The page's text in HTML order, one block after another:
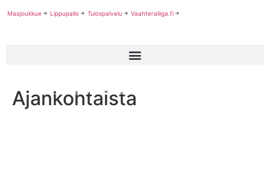
Maajoukkue Lippupallo Tulospalvelu Vaahteraliiga.fi
Ajankohtaista
Crocodiles avasi Vaahteraliigan sopimuspelin näyttävästi